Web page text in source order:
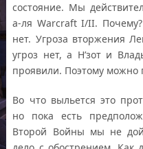
состояние. Мы
а-ля Warcraft I/II.
нет. Угроза вторжения
угроз нет, а Н’зот и
проявили. Поэтому можно
Во что выльется это
но пока есть
Второй Войны мы не